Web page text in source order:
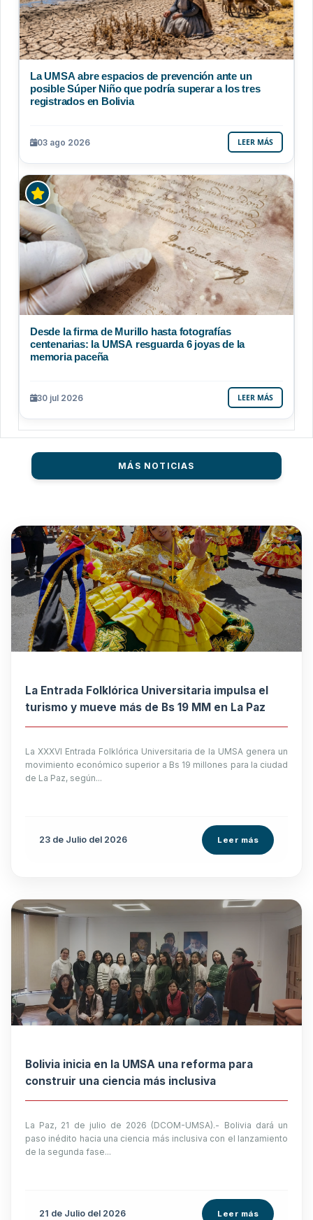
La UMSA abre espacios de prevención ante un
posible Súper Niño que podría superar a los tres
registrados en Bolivia
03 ago 2026 LEER MÁS
Desde la firma de Murillo hasta fotografías
centenarias: la UMSA resguarda 6 joyas de la
memoria paceña
30 jul 2026 LEER MÁS
MÁS NOTICIAS
La Entrada Folklórica Universitaria impulsa el
turismo y mueve más de Bs 19 MM en La Paz
La XXXVI Entrada Folklórica Universitaria de la UMSA genera un
movimiento económico superior a Bs 19 millones para la ciudad
de La Paz, según...
23 de Julio del 2026 Leer más
Bolivia inicia en la UMSA una reforma para
construir una ciencia más inclusiva
La Paz, 21 de julio de 2026 (DCOM-UMSA).- Bolivia dará un
paso inédito hacia una ciencia más inclusiva con el lanzamiento
de la segunda fase...
21 de Julio del 2026 Leer más